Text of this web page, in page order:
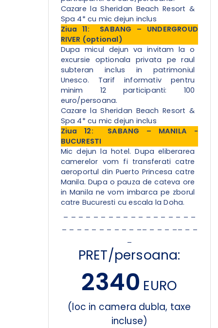
Cazare la Sheridan Beach Resort &
Spa 4* cu mic dejun inclus
Ziua 11: SABANG – UNDERGROUD
RIVER (optional)
Dupa micul dejun va invitam la o
excursie optionala privata pe raul
subteran inclus in patrimoniul
Unesco. Tarif informativ pentru
minim 12 participanti: 100
euro/persoana.
Cazare la Sheridan Beach Resort &
Spa 4* cu mic dejun inclus
Ziua 12: SABANG – MANILA -
BUCURESTI
Mic dejun la hotel. Dupa eliberarea
camerelor vom fi transferati catre
aeroportul din Puerto Princesa catre
Manila. Dupa o pauza de cateva ore
in Manila ne vom imbarca pe zborul
catre Bucuresti cu escala la Doha.
PRET/persoana:
2340 EURO
(loc in camera dubla, taxe
incluse)